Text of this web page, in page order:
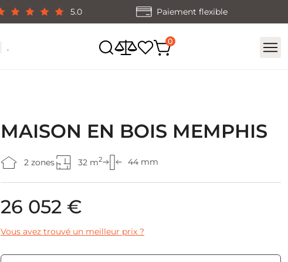
5.0 Paiement flexible
.
MAISON EN BOIS MEMPHIS
2 zones 32 m2 44 mm
26 052 €
Vous avez trouvé un meilleur prix ?